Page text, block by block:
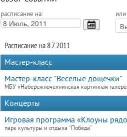
расписание на: или
Расписание на 8.7.2011
Мастер-класс
Мастер-класс "Веселые дощечки"
МБУ «Набережночелнинская картинная
Концерты
Игровая программа «Клоуны
парк культуры и отдыха "Победа"